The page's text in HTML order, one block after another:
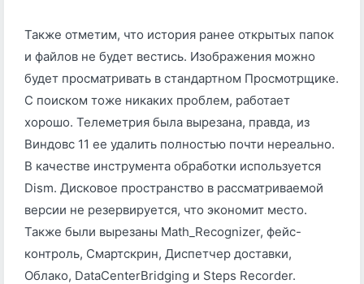
Также отметим, что история ранее открытых папок
и файлов не будет вестись. Изображения можно
будет просматривать в стандартном Просмотрщике.
С поиском тоже никаких проблем, работает
хорошо. Телеметрия была вырезана, правда, из
Виндовс 11 ее удалить полностью почти нереально.
В качестве инструмента обработки используется
Dism. Дисковое пространство в рассматриваемой
версии не резервируется, что экономит место.
Также были вырезаны Math_Recognizer, фейс-
контроль, Смартскрин, Диспетчер доставки,
Облако, DataCenterBridging и Steps Recorder.